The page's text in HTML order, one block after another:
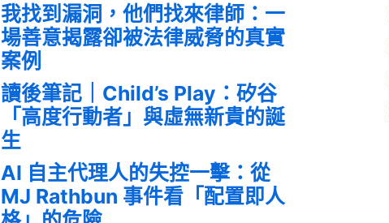
我找到漏洞，他們找來律師：一
場善意揭露卻被法律威脅的真實
案例
讀後筆記｜Child’s Play：矽谷
「高度行動者」與虛無新貴的誕
生
AI 自主代理人的失控一擊：從
MJ Rathbun 事件看「配置即人